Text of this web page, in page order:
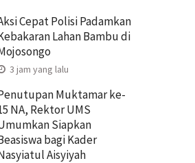
Cepat Polisi Padamkan
Lahan Bambu di
3 jam yang lalu
Muktamar ke-
NA, Rektor UMS
Siapkan
bagi Kader
Aisyiyah